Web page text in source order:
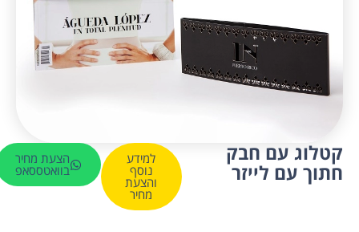
קטלוג עם חבק
חתוך עם לייזר
למידע
נוסף
והצעת
מחיר
הצעת מחיר
בוואטססאפ